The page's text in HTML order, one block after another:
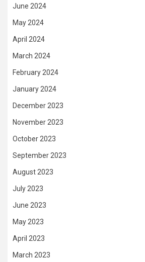
June 2024
May 2024
April 2024
March 2024
February 2024
January 2024
December 2023
November 2023
October 2023
September 2023
August 2023
July 2023
June 2023
May 2023
April 2023
March 2023